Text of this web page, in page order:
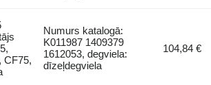
CF75,
Numurs katalogā:
K011987 1409379
1612053, degviela:
dīzeļdegviela
104,84 €